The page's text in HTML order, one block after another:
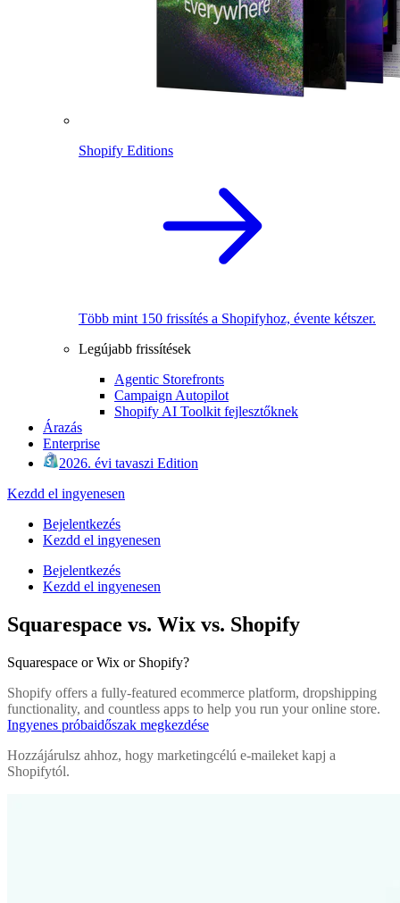
Shopify Editions
Több mint 150 frissítés a Shopifyhoz, évente kétszer.
Legújabb frissítések
Agentic Storefronts
Campaign Autopilot
Shopify AI Toolkit fejlesztőknek
Árazás
Enterprise
2026. évi tavaszi Edition
Kezdd el ingyenesen
Bejelentkezés
Kezdd el ingyenesen
Bejelentkezés
Kezdd el ingyenesen
Squarespace vs. Wix vs. Shopify
Squarespace or Wix or Shopify?
Shopify offers a fully-featured ecommerce platform, dropshipping
functionality, and countless apps to help you run your online store.
Ingyenes próbaidőszak megkezdése
Hozzájárulsz ahhoz, hogy marketingcélú e-maileket kapj a
Shopifytól.